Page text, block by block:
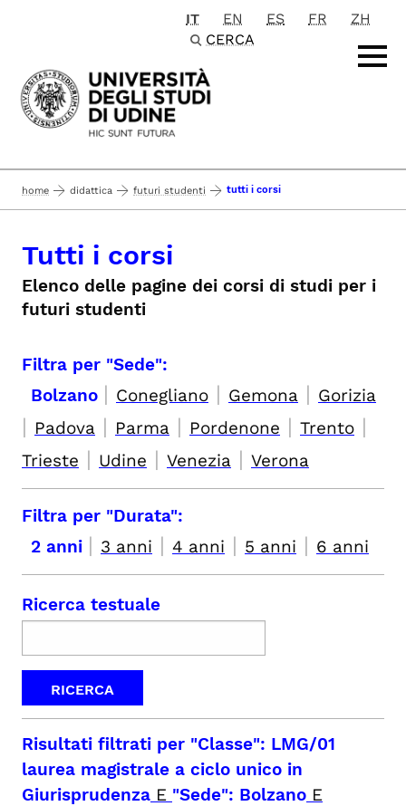
Passa al contenuto principale
IT EN ES FR
ZH
CERCA
home didattica futuri studenti tutti i corsi
Tutti i corsi
Elenco delle pagine dei corsi di studi per i
futuri studenti
Filtra per "Sede":
Bolzano | Conegliano | Gemona | Gorizia
| Padova | Parma | Pordenone | Trento |
Trieste | Udine | Venezia | Verona
Filtra per "Durata":
2 anni | 3 anni | 4 anni | 5 anni | 6 anni
Ricerca testuale
Risultati filtrati per "Classe": LMG/01
laurea magistrale a ciclo unico in
Giurisprudenza E "Sede": Bolzano E